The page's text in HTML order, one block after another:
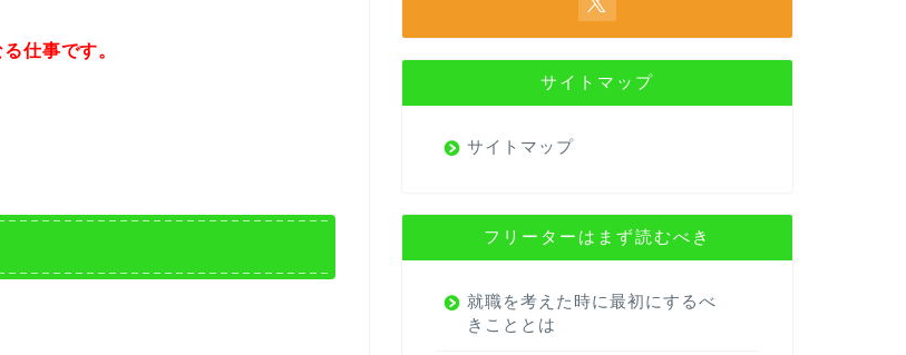
仕事です。
サイトマップ
サイトマップ
フリーターはまず読むべき
就職を考えた時に最初にするべ
きこととは